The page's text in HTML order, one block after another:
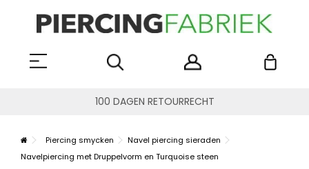
100 DAGEN RETOURRECHT
Piercing smycken
Navel piercing sieraden
Navelpiercing met Druppelvorm en Turquoise steen